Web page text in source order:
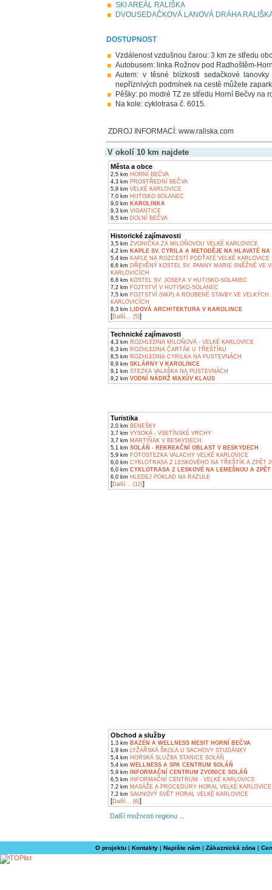
SKI AREÁL RALIŠKA
DVOUSEDAČKOVÁ LANOVÁ DRÁHA
DOSTUPNOST
Vzdálenost vzdušnou čarou: 3 km ze středu
Autobusem: linka Rožnov pod Radhoštěm-
Autem: v těsné blízkosti sedačkové
nepříznivých podmínek na cestě můžete
Pěšky: po modré TZ ze středu Horní Bečvy na
Na kole: cyklotrasa č. 6015.
ZDROJ INFORMACÍ: www.raliska.com
V okolí 10 km najdete
Města a obce
2,5 km HORNÍ BEČVA
4,3 km PROSTŘEDNÍ BEČVA
5,9 km VELKÉ KARLOVICE
7,0 km HUTISKO-SOLANEC
9,0 km KAROLINKA
9,3 km VIGANTICE
9,5 km DOLNÍ BEČVA
Historické zajímavosti
3,5 km ZVONIČKA ZA MILOŇOVOU VELKÉ KARLOVICE
4,2 km KAPLE SV. CYRILA A METODĚJE NA HLAVATÉ NA
5,4 km KAPLE NA ROZCESTÍ PODŤATÉ VELKÉ KARLOVICE
6,6 km DŘEVĚNÝ KOSTEL SV. PANNY MARIE SNĚŽNÉ VE
KARLOVICÍCH
6,8 km KOSTEL SV. JOSEFA V HUTISKO-SOLANEC
7,2 km FOJTSTVÍ V HUTISKO-SOLANEC
7,5 km FOJTSTVÍ (NKP) A ROUBENÉ STAVBY VE VELKÝCH
KARLOVICÍCH
8,3 km LIDOVÁ ARCHITEKTURA V KAROLINCE
[Další... (5)]
Technické zajímavosti
4,3 km ROZHLEDNA MILOŇOVÁ - VELKÉ KARLOVICE
6,3 km ROZHLEDNA ČARTÁK U TŘEŠTÍKU
8,5 km ROZHLEDNA CYRILKA NA PUSTEVNÁCH
8,9 km SKLÁRNY V KAROLINCE
9,1 km STEZKA VALAŠKA NA PUSTEVNÁCH
9,2 km VODNÍ NÁDRŽ MAXŮV KLAUS
Turistika
2,0 km BENEŠKY
3,7 km VYSOKÁ - VSETÍNSKÉ VRCHY
3,7 km MARTIŇÁK V BESKYDECH
5,1 km SOLÁŇ - REKREAČNÍ OBLAST V BESKYDECH
5,9 km FOTOSTEZKA VALACHY VELKÉ KARLOVICE
6,0 km CYKLOTRASA Z LESKOVÉHO NA TŘEŠTÍK A ZPĚT
6,0 km CYKLOTRASA Z LESKOVÉ NA LEMEŠNOU A ZPĚT
6,0 km HLEDEJ POKLAD NA RAZULE
[Další... (12)]
Obchod a služby
1,3 km BAZÉN A WELLNESS MESIT HORNÍ BEČVA
1,9 km LYŽAŘSKÁ ŠKOLA U SACHOVY STUDÁNKY
5,4 km HORSKÁ SLUŽBA STANICE SOLÁŇ
5,4 km WELLNESS A SPA CENTRUM SOLÁŇ
5,9 km
INFORMAČNÍ CENTRUM ZVONICE SOLÁŇ
6,5 km INFORMAČNÍ CENTRUM - VELKÉ KARLOVICE
7,2 km MASÁŽE A PROCEDURY HORAL VELKÉ KARLOVICE
7,2 km SAUNOVÝ SVĚT HORAL VELKÉ KARLOVICE
[Další... (6)]
Další možnosti regionu ...
O projektu| Kontakty| Napište nám| Zákaznická zóna |